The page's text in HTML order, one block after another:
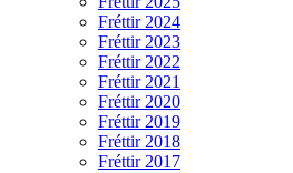
Fréttir 2024
Fréttir 2023
Fréttir 2022
Fréttir 2021
Fréttir 2020
Fréttir 2019
Fréttir 2018
Fréttir 2017